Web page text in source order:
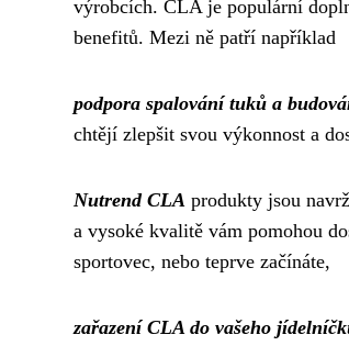
výrobcích. CLA je populární
benefitů. Mezi ně patří například
podpora spalování tuků a
chtějí zlepšit svou výkonnost a
Nutrend CLA produkty jsou
a vysoké kvalitě vám pomohou
sportovec, nebo teprve začínáte,
zařazení CLA do vašeho